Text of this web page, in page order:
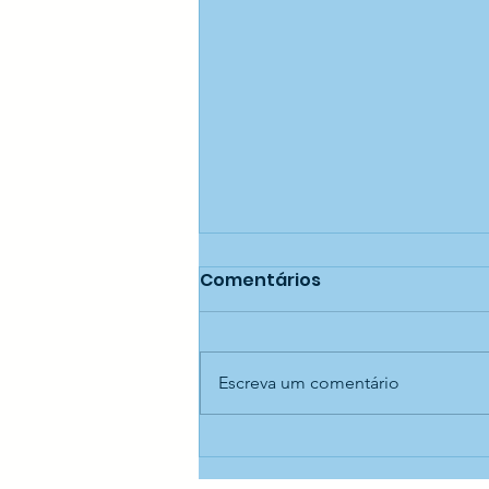
Oficina de confecção de
cestaria — CECI Jaraguá
Comentários
Escreva um comentário